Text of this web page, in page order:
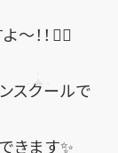
～！！🙆‍♀️
スクールで
きます✨